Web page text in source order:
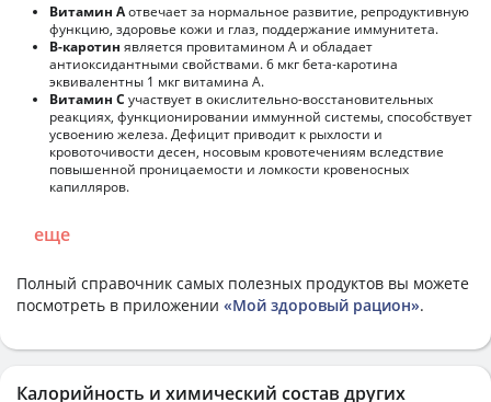
Витамин Аотвечает за нормальное развитие, репродуктивную
функцию, здоровье кожи и глаз, поддержание иммунитета.
В-каротин является провитамином А и обладает
антиоксидантными свойствами. 6 мкг бета-каротина
эквивалентны 1 мкг витамина А.
Витамин С участвует в окислительно-восстановительных
реакциях, функционировании иммунной системы, способствует
усвоению железа. Дефицит приводит к рыхлости и
кровоточивости десен, носовым кровотечениям вследствие
повышенной проницаемости и ломкости кровеносных
капилляров.
еще
Полный справочник самых полезных продуктов вы можете
посмотреть в приложении «Мой здоровый рацион».
Калорийность и химический состав других